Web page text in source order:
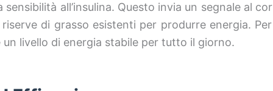
all’insulina. Questo invia un segnale al
di grasso esistenti per produrre energia.
livello di energia stabile per tutto il giorno.